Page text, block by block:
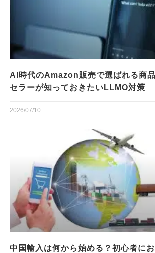
AI時代のAmazon販売で選ばれる商
セラーが知っておきたいLLMO対策
2026/07/10
中国輸入は何から始める？初心者に